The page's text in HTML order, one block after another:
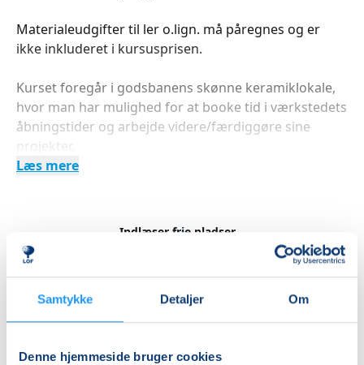
Samtykke Detaljer Om
Denne hjemmeside bruger cookies
Materialeudgifter til ler o.lign. må påregnes og er
ikke inkluderet i kursusprisen.
Kurset foregår i godsbanens skønne keramiklokale,
hvor man har mulighed for at booke tid i værkstedets
åbningstider og arbejde videre/færdiggøre sine
projekter.
Læs mere
Indlæser frie pladser...
Betal med
Priser